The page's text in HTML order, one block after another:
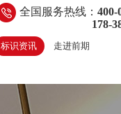
全国服务热线： 400-
178-
标识资讯 走进前期